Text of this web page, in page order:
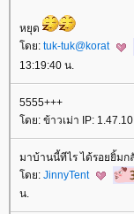
หยุด
ดย: tuk-tuk@korat
13:19:40 น.
5555+++
ดย: ข้าวเม่า IP:
มาบ้านนี้ทีไร ได้รอยยิ้มก
ดย: JinnyTent
น.